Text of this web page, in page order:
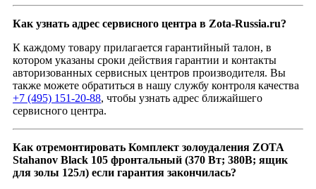
Как узнать адрес сервисного центра в Zota-Russia.ru?
К каждому товару прилагается гарантийный талон, в
котором указаны сроки действия гарантии и контакты
авторизованных сервисных центров производителя. Вы
также можете обратиться в нашу службу контроля качества
+7 (495) 151-20-88, чтобы узнать адрес ближайшего
сервисного центра.
Как отремонтировать Комплект золоудаления ZOTA
Stahanov Black 105 фронтальный (370 Вт; 380В; ящик
для золы 125л) если гарантия закончилась?